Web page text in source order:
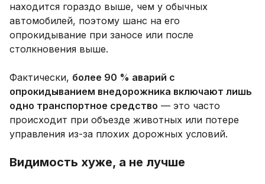
находится гораздо выше, чем у обычных
автомобилей, поэтому шанс на его
опрокидывание при заносе или после
столкновения выше.
Фактически, более 90 % аварий с
опрокидыванием внедорожника включают лишь
одно транспортное средство — это часто
происходит при объезде животных или потере
управления из-за плохих дорожных условий.
Видимость хуже, а не лучше